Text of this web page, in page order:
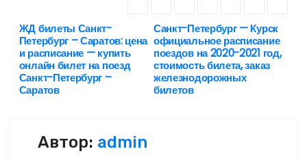
Н
а
в
Санкт-Петербург — Курск
официальное расписание
поездов на 2020-2021 год,
стоимость билета, заказ
железнодорожных
билетов
ЖД билеты Санкт-
Петербург – Саратов: цена
и расписание — купить
онлайн билет на поезд
Санкт-Петербург –
Саратов
Автор: admin